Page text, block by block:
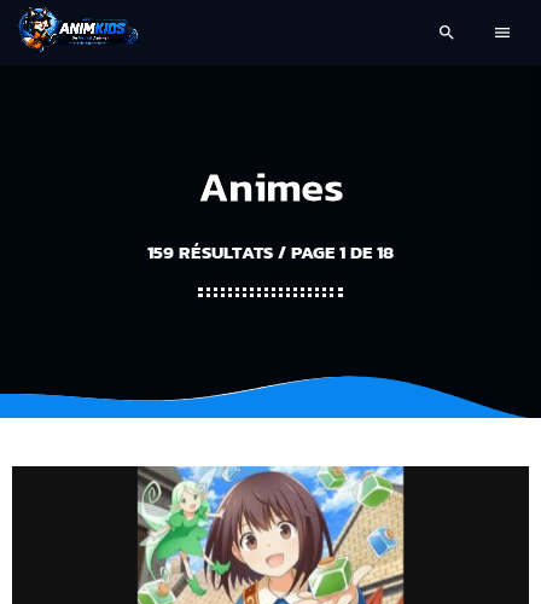
search menu
Animes
159 RÉSULTATS / PAGE 1 DE 18